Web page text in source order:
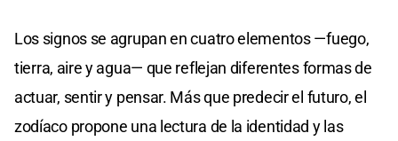
Los signos se agrupan en cuatro elementos —fuego,
tierra, aire y agua— que reflejan diferentes formas de
actuar, sentir y pensar. Más que predecir el futuro, el
zodíaco propone una lectura de la identidad y las